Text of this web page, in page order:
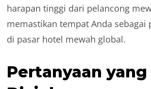
harapan tinggi dari pelancong
memastikan tempat Anda sebagai
di pasar hotel mewah global.
Pertanyaan yang